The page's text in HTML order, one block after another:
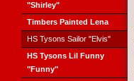
"Shirley"
Timbers Painted Lena
HS Tysons Sailor "Elvis"
HS Tysons Lil Funny
"Funny"